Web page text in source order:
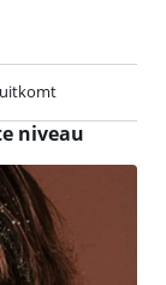
niveau